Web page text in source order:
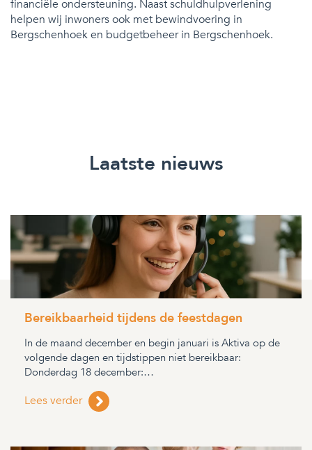
financiële ondersteuning. Naast schuldhulpverlening
helpen wij inwoners ook met bewindvoering in
Bergschenhoek en budgetbeheer in Bergschenhoek.
Laatste nieuws
Bereikbaarheid tijdens de feestdagen
In de maand december en begin januari is Aktiva op de
volgende dagen en tijdstippen niet bereikbaar:
Donderdag 18 december:…
Lees verder